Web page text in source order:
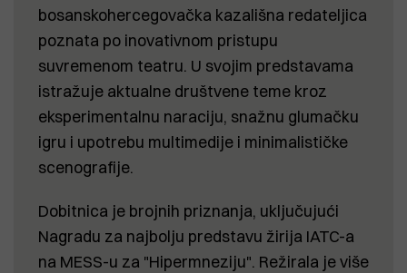
bosanskohercegovačka kazališna redateljica
poznata po inovativnom pristupu
suvremenom teatru. U svojim predstavama
istražuje aktualne društvene teme kroz
eksperimentalnu naraciju, snažnu glumačku
igru i upotrebu multimedije i minimalističke
scenografije.
Dobitnica je brojnih priznanja, uključujući
Nagradu za najbolju predstavu žirija IATC-a
na MESS-u za "Hipermneziju". Režirala je više